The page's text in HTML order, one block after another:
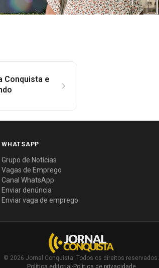
Conquista e
WHATSAPP
Grupo de Notícias
Vagas de Emprego
Canal WhatsApp
Enviar denúncia
Enviar vaga de emprego
© 2026 Jornal Conquista. Todos os direitos reservados.
Política editorial · Política de privacidade